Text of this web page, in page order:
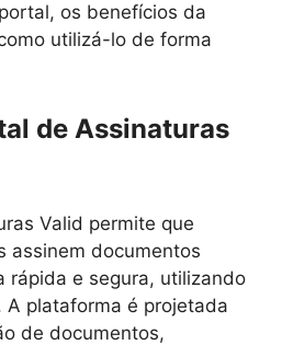
os benefícios da
utilizá-lo de forma
de Assinaturas
Valid permite que
assinem documentos
rápida e segura, utilizando
plataforma é projetada
de documentos,